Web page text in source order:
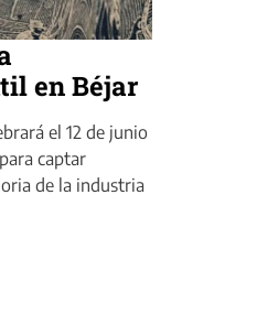
en Béjar
el 12 de junio
captar
de la industria